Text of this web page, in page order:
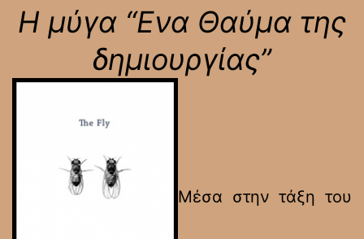
Η μύγα “Ενα Θαύμα της
δημιουργίας”
Μέσα στην τάξη του